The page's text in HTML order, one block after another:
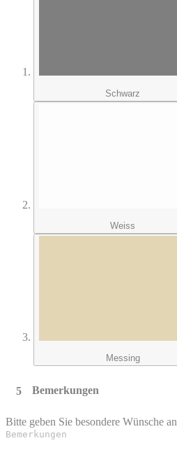
Schwarz
Weiss
Messing
Bemerkungen
Bitte geben Sie besondere Wünsche an